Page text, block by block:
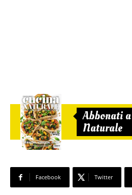
Abbonati
Naturale
Facebook Twitter